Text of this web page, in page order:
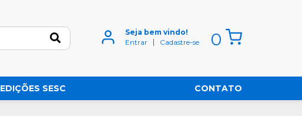
Seja bem vindo!
Entrar
Cadastre-se 0
EDIÇÕES SESC CONTATO